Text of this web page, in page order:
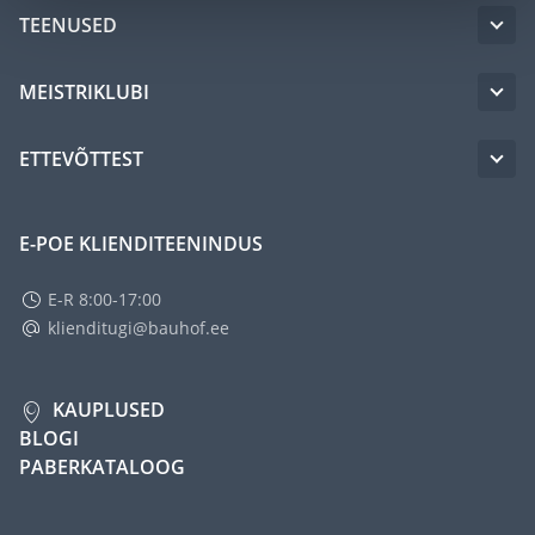
TEENUSED
MEISTRIKLUBI
ETTEVÕTTEST
E-POE KLIENDITEENINDUS
E-R 8:00-17:00
klienditugi@bauhof.ee
KAUPLUSED
BLOGI
PABERKATALOOG